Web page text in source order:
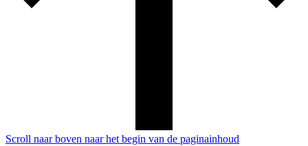
Scroll naar boven naar het begin van de paginainhoud